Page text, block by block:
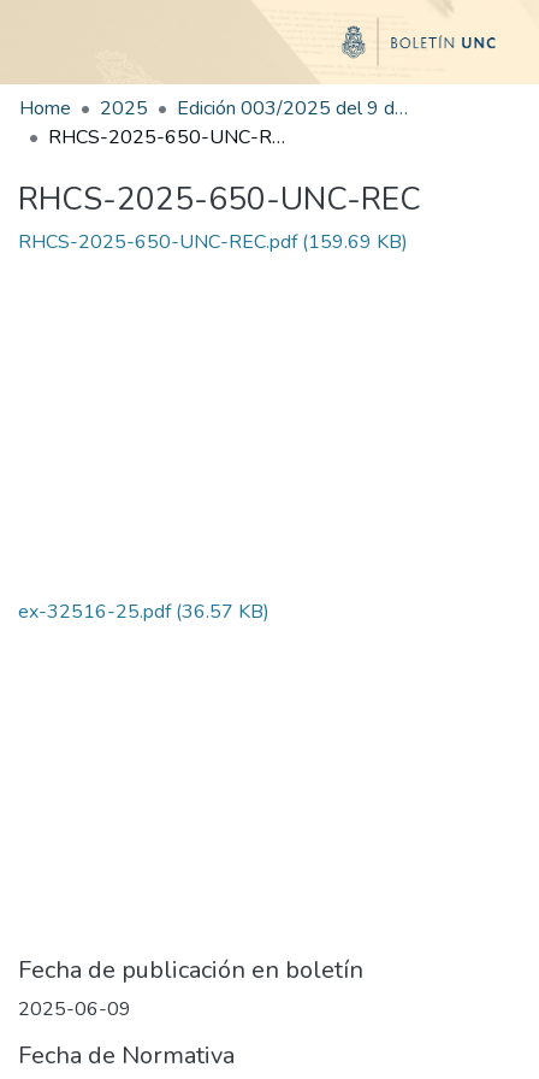
Home 2025
Edición 003/2025 del 9 de junio de 2025
RHCS-2025-650-UNC-REC
RHCS-2025-650-UNC-REC
RHCS-2025-650-UNC-REC.pdf(159.69 KB)
ex-32516-25.pdf(36.57 KB)
Fecha de publicación en boletín
2025-06-09
Fecha de Normativa